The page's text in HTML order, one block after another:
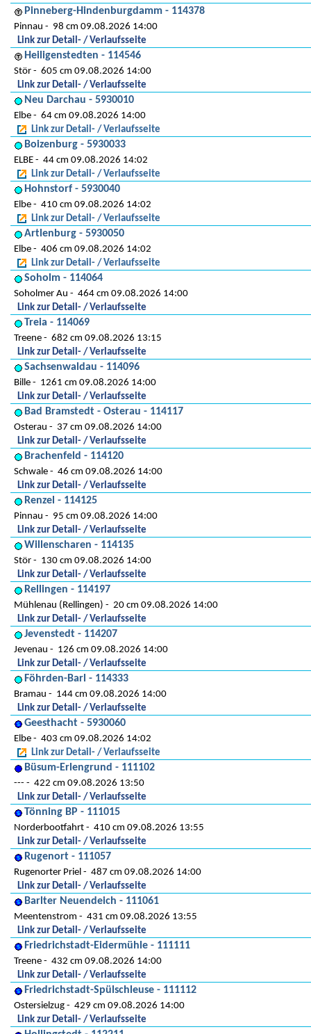
Pinneberg-Hindenburgdamm - 114378
Pinnau
98 cm 09.08.2026 14:00
Link zur Detail- / Verlaufsseite
Heiligenstedten - 114546
Stör
605 cm 09.08.2026 14:00
Link zur Detail- / Verlaufsseite
Neu Darchau - 5930010
Elbe
64 cm 09.08.2026 14:00
Link zur Detail- / Verlaufsseite
Boizenburg - 5930033
ELBE
44 cm 09.08.2026 14:02
Link zur Detail- / Verlaufsseite
Hohnstorf - 5930040
Elbe
410 cm 09.08.2026 14:02
Link zur Detail- / Verlaufsseite
Artlenburg - 5930050
Elbe
406 cm 09.08.2026 14:02
Link zur Detail- / Verlaufsseite
Soholm - 114064
Soholmer Au
464 cm 09.08.2026 14:00
Link zur Detail- / Verlaufsseite
Treia - 114069
Treene
682 cm 09.08.2026 13:15
Link zur Detail- / Verlaufsseite
Sachsenwaldau - 114096
Bille
1261 cm 09.08.2026 14:00
Link zur Detail- / Verlaufsseite
Bad Bramstedt - Osterau - 114117
Osterau
37 cm 09.08.2026 14:00
Link zur Detail- / Verlaufsseite
Brachenfeld - 114120
Schwale
46 cm 09.08.2026 14:00
Link zur Detail- / Verlaufsseite
Renzel - 114125
Pinnau
95 cm 09.08.2026 14:00
Link zur Detail- / Verlaufsseite
Willenscharen - 114135
Stör
130 cm 09.08.2026 14:00
Link zur Detail- / Verlaufsseite
Rellingen - 114197
Mühlenau (Rellingen)
20 cm 09.08.2026 14:00
Link zur Detail- / Verlaufsseite
Jevenstedt - 114207
Jevenau
126 cm 09.08.2026 14:00
Link zur Detail- / Verlaufsseite
Föhrden-Barl - 114333
Bramau
144 cm 09.08.2026 14:00
Link zur Detail- / Verlaufsseite
Geesthacht - 5930060
Elbe
403 cm 09.08.2026 14:02
Link zur Detail- / Verlaufsseite
Büsum-Erlengrund - 111102
---
422 cm 09.08.2026 13:50
Link zur Detail- / Verlaufsseite
Tönning BP - 111015
Norderbootfahrt
410 cm 09.08.2026 13:55
Link zur Detail- / Verlaufsseite
Rugenort - 111057
Rugenorter Priel
487 cm 09.08.2026 14:00
Link zur Detail- / Verlaufsseite
Barlter Neuendeich - 111061
Meentenstrom
431 cm 09.08.2026 13:55
Link zur Detail- / Verlaufsseite
Friedrichstadt-Eidermühle - 111111
Treene
432 cm 09.08.2026 14:00
Link zur Detail- / Verlaufsseite
Friedrichstadt-Spülschleuse - 111112
Ostersielzug
429 cm 09.08.2026 14:00
Link zur Detail- / Verlaufsseite